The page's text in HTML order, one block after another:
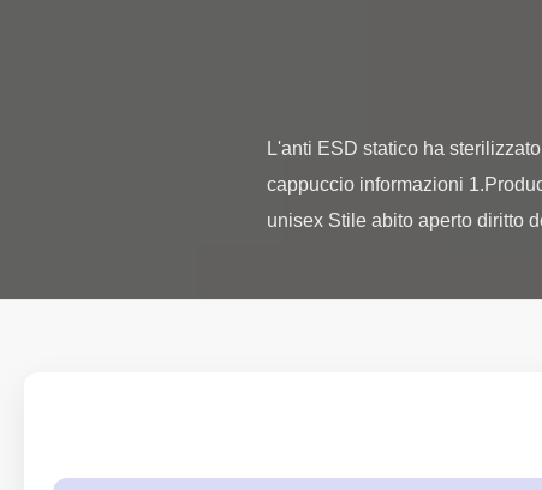
L'anti ESD statico ha
cappuccio informazioni
unisex Stile abito aperto diritto